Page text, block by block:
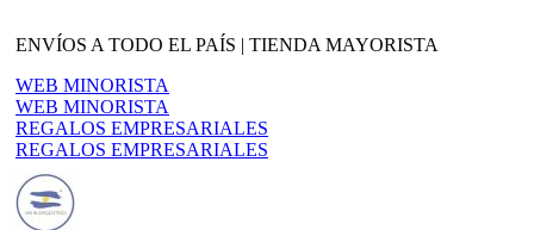
al
ENVÍOS A TODO EL PAÍS | TIENDA MAYORISTA
WEB MINORISTA
WEB MINORISTA
REGALOS EMPRESARIALES
REGALOS EMPRESARIALES